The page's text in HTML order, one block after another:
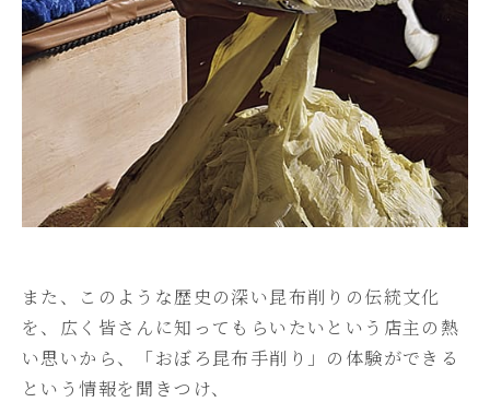
また、このような歴史の深い昆布削りの伝統文化
を、広く皆さんに知ってもらいたいという店主の熱
い思いから、「おぼろ昆布手削り」の体験ができる
という情報を聞きつけ、